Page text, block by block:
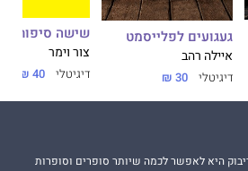
געגועים לפלייסמט
איילה רהב
דיגיטלי 30 ₪
שישה סיפורים
צור וימר
דיגיטלי 40 ₪
היא לאפשר לכמה שיותר סופרים וסופרות